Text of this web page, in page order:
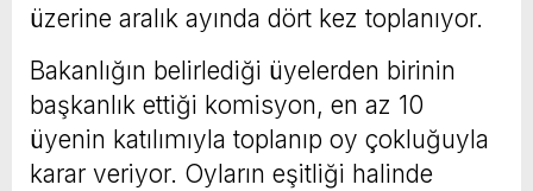
üzerine aralık ayında dört kez toplanıyor.
Bakanlığın belirlediği üyelerden birinin
başkanlık ettiği komisyon, en az 10
üyenin katılımıyla toplanıp oy çokluğuyla
karar veriyor. Oyların eşitliği halinde